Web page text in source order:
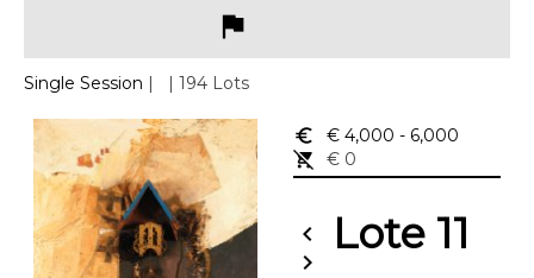
flag
Single Session | | 194 Lots
euro_symbol € 4,000 - 6,000
remove_shopping_cart
€ 0
chevron_left Lote 11
chevron_right